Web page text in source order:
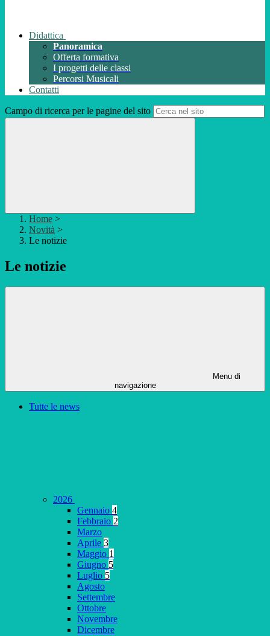
Didattica
Panoramica
Offerta formativa
I progetti delle classi
Percorsi Musicali
Contatti
Campo di ricerca per le pagine del sito
Home >
Novità >
Le notizie
Le notizie
Menu di
navigazione
Tutte le news
2026
Gennaio 4
Febbraio 2
Marzo
Aprile 3
Maggio 1
Giugno 5
Luglio 5
Agosto
Settembre
Ottobre
Novembre
Dicembre